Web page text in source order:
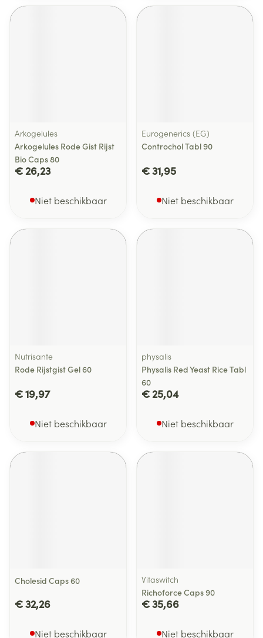
Arkogelules
Arkogelules Rode Gist Rijst
Bio Caps 80
€ 26,23
Niet beschikbaar
Eurogenerics (EG)
Controchol Tabl 90
€ 31,95
Niet beschikbaar
Nutrisante
Rode Rijstgist Gel 60
€ 19,97
Niet beschikbaar
physalis
Physalis Red Yeast Rice Tabl
60
€ 25,04
Niet beschikbaar
Cholesid Caps 60
€ 32,26
Niet beschikbaar
Vitaswitch
Richoforce Caps 90
€ 35,66
Niet beschikbaar